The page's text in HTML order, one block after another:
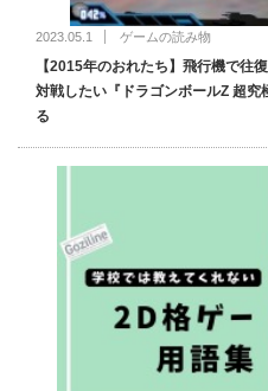
2023.05.1 ゲームの読み物
【2015年のおれたち】飛行機で往
対戦したい『ドラゴンボールZ 超究
る